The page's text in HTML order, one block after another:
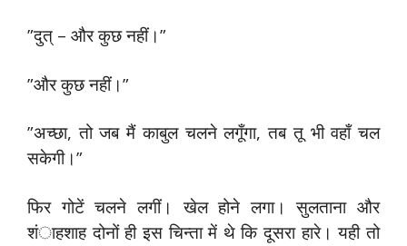
”दुत् – और कुछ नहीं।”
”और कुछ नहीं।”
”अच्छा, तो जब मैं काबुल चलने लगूँगा, तब तू भी वहाँ चल
सकेगी।”
फिर गोटें चलने लगीं। खेल होने लगा। सुलताना और
शंाहशाह दोनों ही इस चिन्ता में थे कि दूसरा हारे। यही तो